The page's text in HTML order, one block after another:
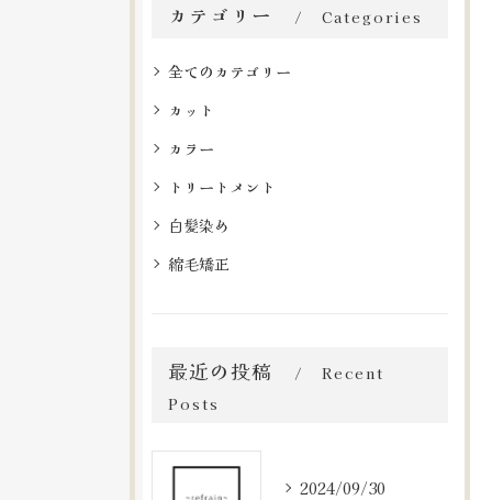
カテゴリー Categories
全てのカテゴリー
カット
カラー
トリートメント
白髪染め
縮毛矯正
最近の投稿
Recent
Posts
2024/09/30